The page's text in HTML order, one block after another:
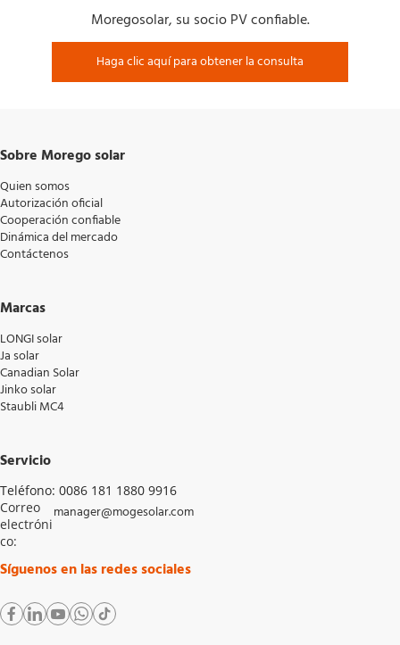
Moregosolar, su socio PV confiable.
Haga clic aquí para obtener la consulta
Sobre Morego solar
Quien somos
Autorización oficial
Cooperación confiable
Dinámica del mercado
Contáctenos
Marcas
LONGI solar
Ja solar
Canadian Solar
Jinko solar
Staubli MC4
Servicio
Teléfono: 0086 181 1880 9916
Correo
electróni
co:
manager@mogesolar.com
Síguenos en las redes sociales